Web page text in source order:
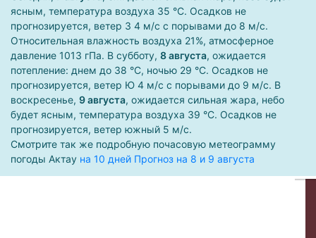
ясным, температура воздуха 35 °С. Осадков не
прогнозируется, ветер З 4 м/с с порывами до 8 м/с.
Относительная влажность воздуха 21%, атмосферное
давление 1013 гПа. В субботу, 8 августа, ожидается
потепление: днем до 38 °С, ночью 29 °С. Осадков не
прогнозируется, ветер Ю 4 м/с с порывами до 9 м/с. В
воскресенье, 9 августа, ожидается сильная жара, небо
будет ясным, температура воздуха 39 °С. Осадков не
прогнозируется, ветер южный 5 м/с.
Смотрите так же подробную почасовую метеограмму
погоды Актау на 10 дней Прогноз на 8 и 9 августа